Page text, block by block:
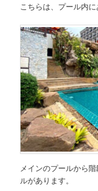
こちらは、プール内に
メインのプールから
ルがあります。